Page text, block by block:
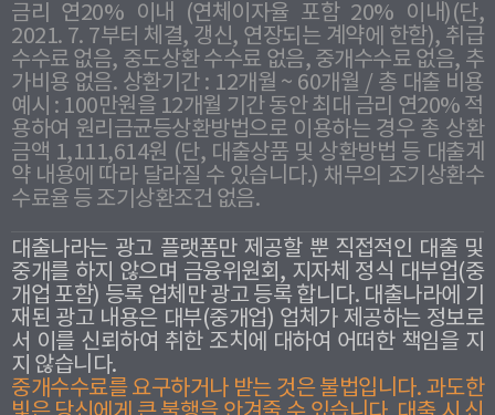
금리 연20% 이내 (연체이자율 포함 20% 이내)(단,
2021. 7. 7부터 체결, 갱신, 연장되는 계약에 한함), 취급
수수료 없음, 중도상환 수수료 없음, 중개수수료 없음, 추
가비용 없음. 상환기간 : 12개월 ~ 60개월 / 총 대출 비용
예시 : 100만원을 12개월 기간 동안 최대 금리 연20% 적
용하여 원리금균등상환방법으로 이용하는 경우 총 상환
금액 1,111,614원 (단, 대출상품 및 상환방법 등 대출계
약 내용에 따라 달라질 수 있습니다.) 채무의 조기상환수
수료율 등 조기상환조건 없음.
대출나라는 광고 플랫폼만 제공할 뿐 직접적인 대출 및
중개를 하지 않으며 금융위원회, 지자체 정식 대부업(중
개업 포함) 등록 업체만 광고 등록 합니다. 대출나라에 기
재된 광고 내용은 대부(중개업) 업체가 제공하는 정보로
서 이를 신뢰하여 취한 조치에 대하여 어떠한 책임을 지
지 않습니다.
중개수수료를 요구하거나 받는 것은 불법입니다. 과도한